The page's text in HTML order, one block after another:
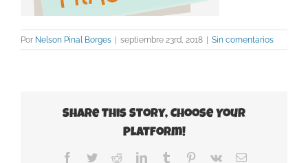
Por Nelson Pinal Borges | septiembre 23rd, 2018 | Sin comentarios
Share This Story, Choose Your
Platform!
Facebook
TwitterRedditLinkedInTumblr Pinterest
Vk
Correo